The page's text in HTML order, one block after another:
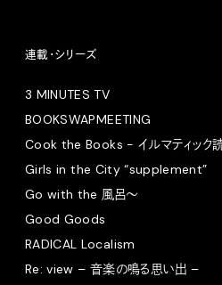
連載・シリーズ
3 MINUTES TV
BOOKSWAPMEETING
Cook the Books - イルマティック
Girls in the City “supplement”
Go with the 風呂〜
Good Goods
RADICAL Localism
Re: view – 音楽の鳴る思い出 –